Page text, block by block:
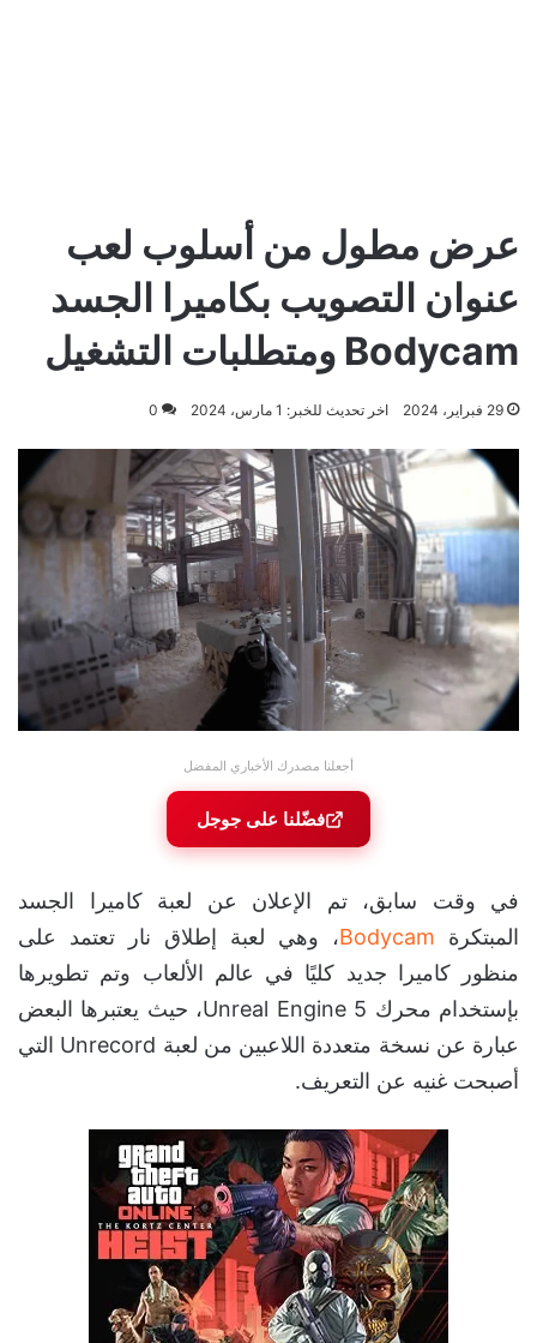
عرض مطول من أسلوب لعب
عنوان التصويب بكاميرا الجسد
Bodycam ومتطلبات التشغيل
29 فبراير، 2024 اخر تحديث للخبر: 1 مارس، 2024 0
أجعلنا مصدرك الأخباري المفضل
فضّلنا على جوجل
في وقت سابق، تم الإعلان عن لعبة كاميرا الجسد
المبتكرة Bodycam، وهي لعبة إطلاق نار تعتمد على
منظور كاميرا جديد كليًا في عالم الألعاب وتم تطويرها
بإستخدام محرك Unreal Engine 5، حيث يعتبرها البعض
عبارة عن نسخة متعددة اللاعبين من لعبة Unrecord التي
أصبحت غنيه عن التعريف.